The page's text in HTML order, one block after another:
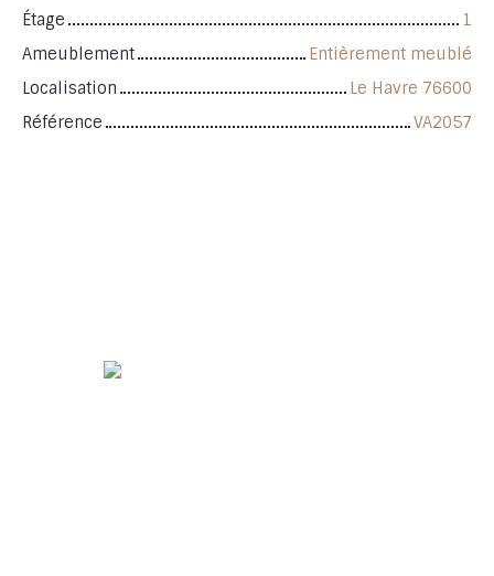
Étage
1
Ameublement
Entièrement meublé
Localisation
Le Havre 76600
Référence
VA2057